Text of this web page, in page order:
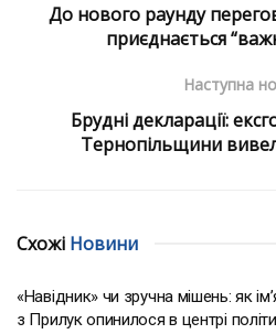
До нового раунду
приєднається
Наступна
Брудні декларації:
Тернопільщини
Схожі Новини
«Навідник» чи зручна мішень: як
з Прилук опинилося в центрі